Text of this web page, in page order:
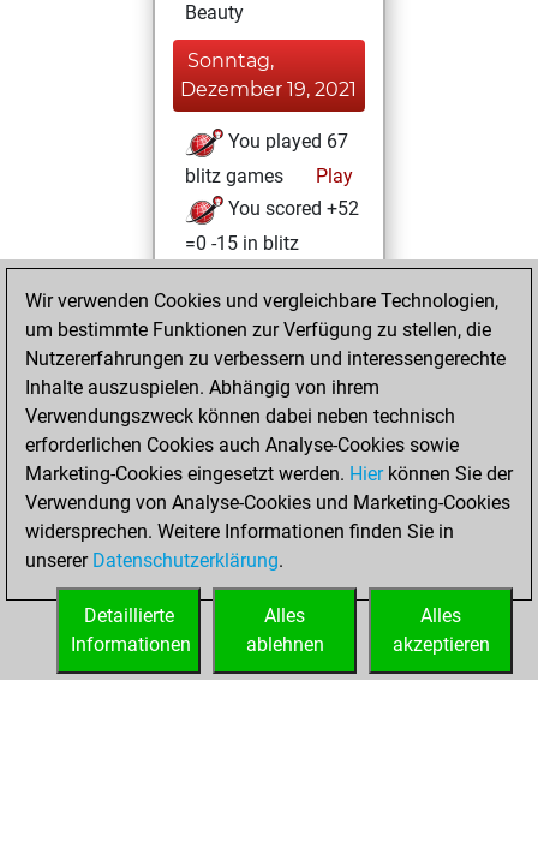
Beauty
Sonntag,
Dezember 19, 2021
You played 67
blitz games
Play
You scored +52
=0 -15 in blitz
Sonntag, August
15, 2021
You won
against Fritz
Fritz
You achieved a
BeautyScore of 26
You achieved a
new Elo of 1625
You created
your Fritz account
Wir verwenden Cookies und vergleichbare Technologien,
um bestimmte Funktionen zur Verfügung zu stellen, die
Nutzererfahrungen zu verbessern und interessengerechte
Inhalte auszuspielen. Abhängig von ihrem
Verwendungszweck können dabei neben technisch
erforderlichen Cookies auch Analyse-Cookies sowie
Marketing-Cookies eingesetzt werden. Hierkönnen Sie der
Verwendung von Analyse-Cookies und Marketing-Cookies
widersprechen. Weitere Informationen finden Sie in
unserer Datenschutzerklärung.
Alles
akzeptieren
Alles
ablehnen
Detaillierte
Informationen